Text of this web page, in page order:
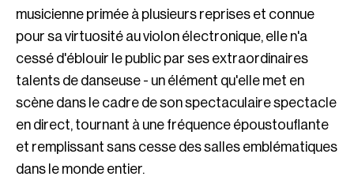
musicienne primée à plusieurs reprises et connue
pour sa virtuosité au violon électronique, elle n'a
cessé d'éblouir le public par ses extraordinaires
talents de danseuse - un élément qu'elle met en
scène dans le cadre de son spectaculaire spectacle
en direct, tournant à une fréquence époustouflante
et remplissant sans cesse des salles emblématiques
dans le monde entier.